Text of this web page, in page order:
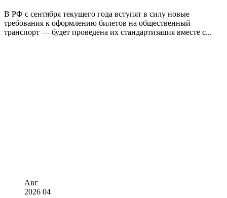
В РФ с сентября текущего года вступят в силу новые
требования к оформлению билетов на общественный
транспорт — будет проведена их стандартизация вместе с...
Авг
2026 04